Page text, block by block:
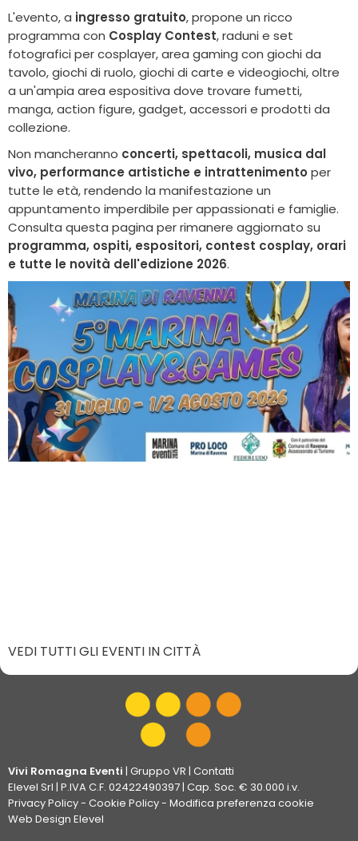
L'evento, a ingresso gratuito, propone un ricco
programma con Cosplay Contest, raduni e set
fotografici per cosplayer, area gaming con giochi da
tavolo, giochi di ruolo, giochi di carte e videogiochi, oltre
a un'ampia area espositiva dove trovare fumetti,
manga, action figure, gadget, accessori e prodotti da
collezione.
Non mancheranno concerti, spettacoli, musica dal
vivo, performance artistiche e intrattenimento per
tutte le età, rendendo la manifestazione un
appuntamento imperdibile per appassionati e famiglie.
Consulta questa pagina per rimanere aggiornato su
programma, ospiti, espositori, contest cosplay, orari
e tutte le novità dell'edizione 2026.
VEDI TUTTI GLI EVENTI IN CITTÀ
Vivi Romagna Eventi | Gruppo VR | Contatti
Elevel Srl | P.IVA C.F. 02422490397 | Cap. Soc. € 30.000 i.v.
Privacy Policy- Cookie Policy- Modifica preferenza cookie
Web Design Elevel